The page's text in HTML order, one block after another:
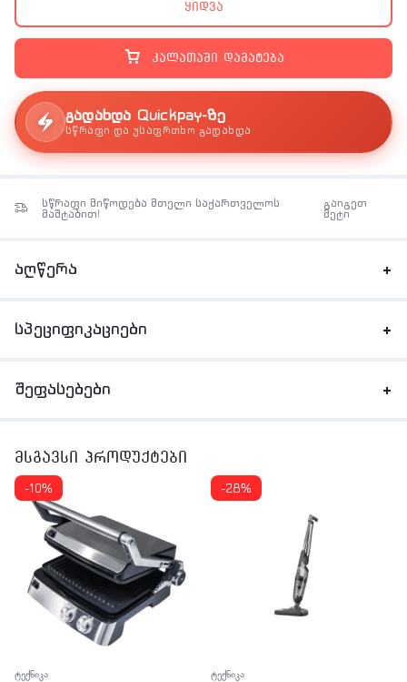
კალათაში დამატება
ყიდვა
გადახდა Quickpay-ზე
სწრაფი და უსაფრთხო გადახდა
სწრაფი მიწოდება მთელი საქართველოს
მაშტაბით!
გაიგეთ
მეტი
აღწერა
სპეციფიკაციები
შეფასებები
მსგავსი პროდუქტები
-10%
ტექნიკა
-28%
ტექნიკა